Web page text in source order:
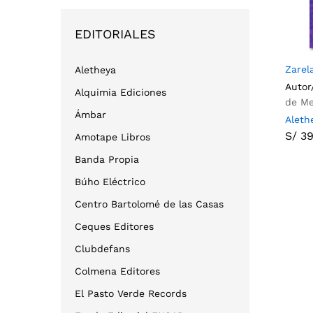
de
S/
S/
EDITORIALES
Aletheya
Alquimia Ediciones
Ámbar
Amotape Libros
Banda Propia
Búho Eléctrico
Centro Bartolomé de las Casas
Ceques Editores
Clubdefans
Colmena Editores
El Pasto Verde Records